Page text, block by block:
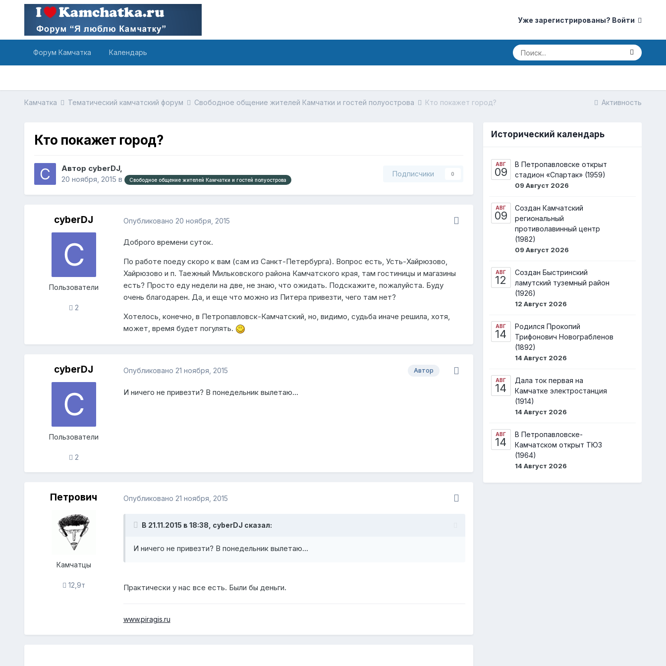
Уже зарегистрированы? Войти
Форум Камчатка Календарь
Активность
Камчатка Тематический камчатский форум Свободное общение жителей Камчатки и гостей полуострова Кто покажет город?
Кто покажет город?
Автор cyberDJ,
20 ноября, 2015 в Свободное общение жителей Камчатки и гостей полуострова
Подписчики 0
cyberDJ
Пользователи
2
Опубликовано 20 ноября, 2015
Доброго времени суток.
По работе поеду скоро к вам (сам из Санкт-Петербурга). Вопрос есть, Усть-Хайрюзово,
Хайрюзово и п. Таежный Мильковского района Камчатского края, там гостиницы и магазины
есть? Просто еду недели на две, не знаю, что ожидать. Подскажите, пожалуйста. Буду
очень благодарен. Да, и еще что можно из Питера привезти, чего там нет?
Хотелось, конечно, в Петропавловск-Камчатский, но, видимо, судьба иначе решила, хотя,
может, время будет погулять.
cyberDJ
Пользователи
2
Автор
Опубликовано 21 ноября, 2015
И ничего не привезти? В понедельник вылетаю...
Петрович
Камчатцы
12,9т
Опубликовано 21 ноября, 2015
В 21.11.2015 в 18:38, cyberDJ сказал:
И ничего не привезти? В понедельник вылетаю...
Практически у нас все есть. Были бы деньги.
www.piragis.ru
Исторический календарь
АВГ
09
В Петропавловске открыт
стадион «Спартак» (1959)
09 Август 2026
АВГ
09
Создан Камчатский
региональный
противолавинный центр
(1982)
09 Август 2026
АВГ
12
Создан Быстринский
ламутский туземный район
(1926)
12 Август 2026
АВГ
14
Родился Прокопий
Трифонович Новограбленов
(1892)
14 Август 2026
АВГ
14
Дала ток первая на
Камчатке электростанция
(1914)
14 Август 2026
АВГ
14
В Петропавловске-
Камчатском открыт ТЮЗ
(1964)
14 Август 2026